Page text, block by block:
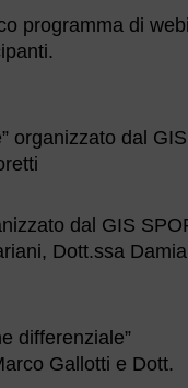
programma di
organizzato dal GIS
dal GIS
Dott.ssa
differenziale”
Gallotti e Dott.